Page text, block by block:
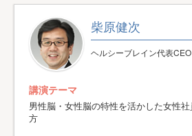
柴原健次
ヘルシーブレイン代表CEO
講演テーマ
男性脳・女性脳の特性を活かした女性
方